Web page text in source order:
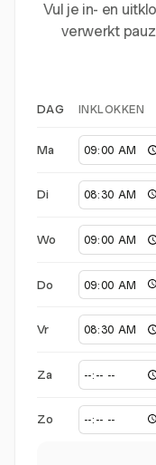
Vul je in- en
verwerkt
DAG INKLOKKEN
Ma
Di
Wo
Do
Vr
Za
Zo